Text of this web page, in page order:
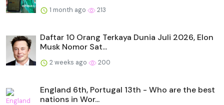
1 month ago 213
Daftar 10 Orang Terkaya Dunia Juli 2026, Elon
Musk Nomor Sat...
2 weeks ago 200
England 6th, Portugal 13th - Who are the best
nations in Wor...